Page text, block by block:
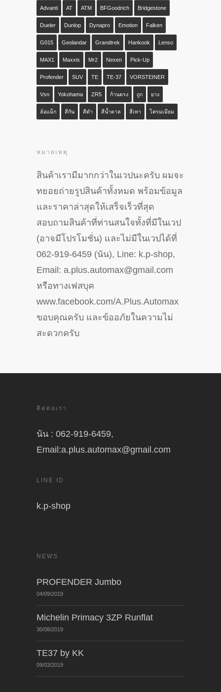
Advanti AT ATM BFGoodrich Bridgestone
Dueler Dunlop Dynapro Emotion Falken
G015 Geolandar Grandtrek Hankook Lenso
MAX1 Maxxis Mr2 Nexen Pick-Up
Profender SUV TE TE-37 VORSTEINER
Vsn Yokohama ZR5 ก้านตรง ถูก ยาง
ล้อแม็ก สีกัน สีดำ สีน้ำตาล สีเทา โครมเมียม
หมายเหตุ
สินค้าเรามีมากกว่าในเวปนะครับ ผมจะ
ทยอยถ่ายรูปสินค้าทั้งหมด พร้อมข้อมูล
และราคาล่าสุดให้เสร็จเร็วที่สุด
สอบถามสินค้าที่ท่านสนใจทั้งที่มีในเวป
(อาจมีโปรโมชั่น) และไม่มีในเวปได้ที่
062-919-6459 (นัน), Line: k.p-shop,
Email: a.plus.automax@gmail.com
หรือทางเฟสบุค
www.facebook.com/A.Plus.Automax
ขอบคุณครับ และข้ออภัยในความไม่
สะดวกครับ
ติดต่อเรา
นัน : 062-919-6459,
Email:a.plus.automax@gmail.com
LINE ID
k.p-shop
NEWS
PROFENDER Jumbo
04/09/2019
Michelin Primacy 3ZP Runflat
30/08/2019
TE37 by KK
09/03/2019